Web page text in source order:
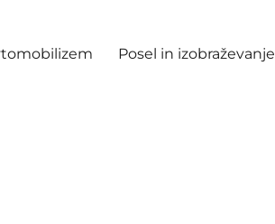
Posel in izobraževanje